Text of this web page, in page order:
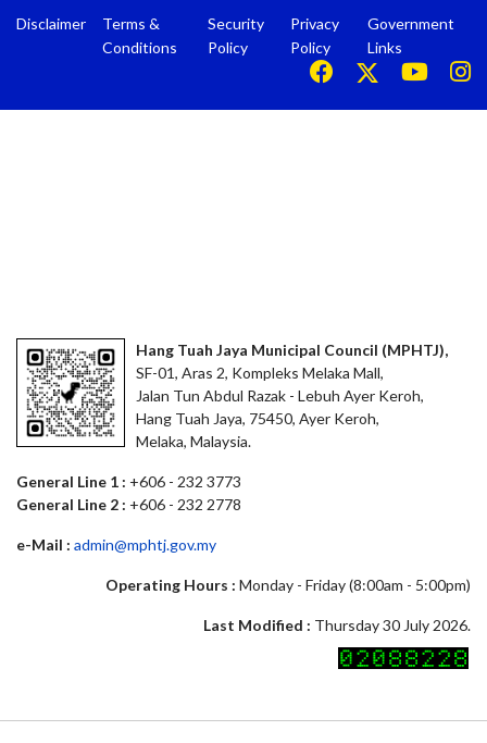
Disclaimer
Terms &
Conditions
Security
Policy
Privacy
Policy
Government
Links
Hang Tuah Jaya Municipal Council (MPHTJ),
SF-01, Aras 2, Kompleks Melaka Mall,
Jalan Tun Abdul Razak - Lebuh Ayer Keroh,
Hang Tuah Jaya, 75450, Ayer Keroh,
Melaka, Malaysia.
General Line 1 : +606 - 232 3773
General Line 2 : +606 - 232 2778
e-Mail : admin@mphtj.gov.my
Operating Hours : Monday - Friday (8:00am - 5:00pm)
Last Modified : Thursday 30 July 2026.